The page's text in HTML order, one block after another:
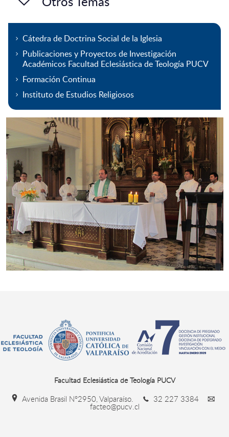
Cátedra de Doctrina Social de la Iglesia
Publicaciones y Proyectos de Investigación
Académicos Facultad Eclesiástica de Teología PUCV
Formación Continua
Instituto de Estudios Religiosos
Facultad Eclesiástica de Teología PUCV
Avenida Brasil N°2950, Valparaíso. 32 227 3384
facteo@pucv.cl